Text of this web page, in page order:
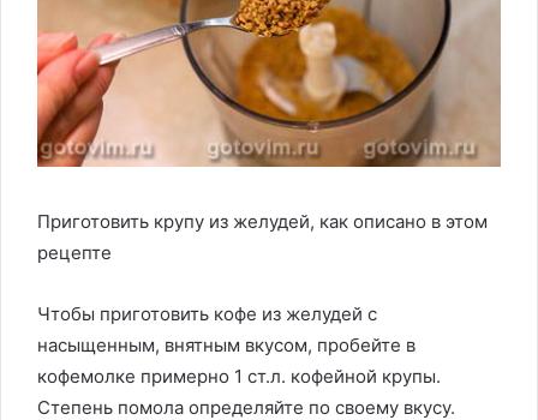
Приготовить крупу из желудей, как описано в этом
рецепте
Чтобы приготовить кофе из желудей с
насыщенным, внятным вкусом, пробейте в
кофемолке примерно 1 ст.л. кофейной крупы.
Степень помола определяйте по своему вкусу.